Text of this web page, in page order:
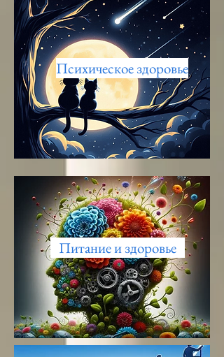
Психическое здоровье
Питание и здоровье